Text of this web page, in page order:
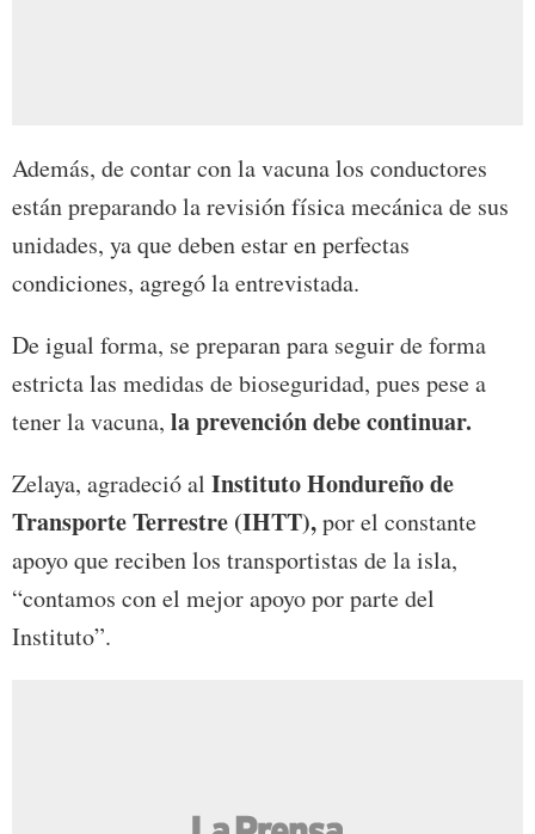
Además, de contar con la vacuna los conductores
están preparando la revisión física mecánica de sus
unidades, ya que deben estar en perfectas
condiciones, agregó la entrevistada.
De igual forma, se preparan para seguir de forma
estricta las medidas de bioseguridad, pues pese a
tener la vacuna, la prevención debe continuar.
Zelaya, agradeció al Instituto Hondureño de
Transporte Terrestre (IHTT),por el constante
apoyo que reciben los transportistas de la isla,
“contamos con el mejor apoyo por parte del
Instituto”.